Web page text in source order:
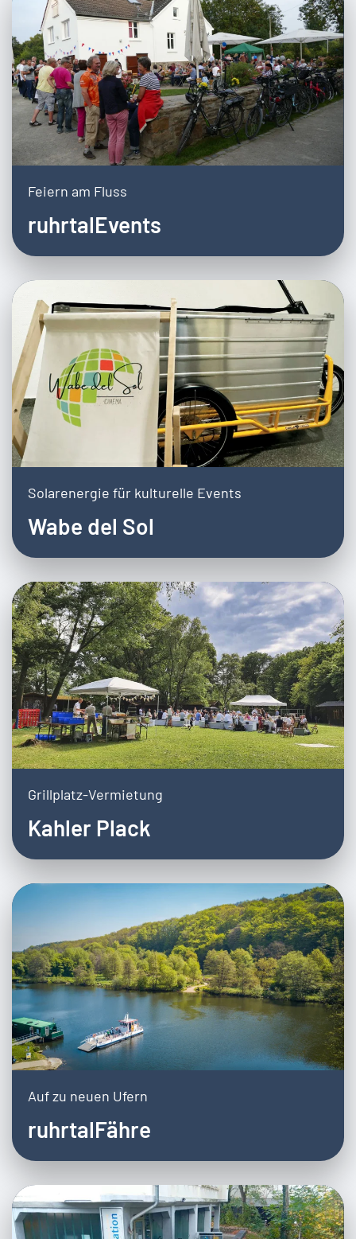
Feiern am Fluss
ruhrtalEvents
Solarenergie für kulturelle Events
Wabe del Sol
Grillplatz-Vermietung
Kahler Plack
Auf zu neuen Ufern
ruhrtalFähre